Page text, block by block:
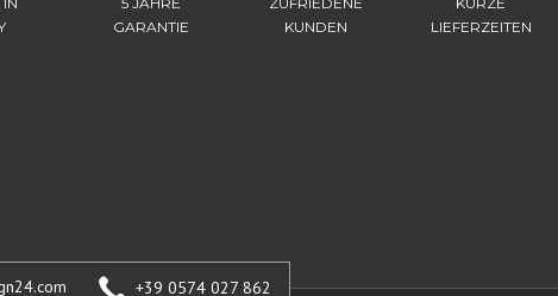
GARANTIE
KUNDEN
LIEFERZEITEN
+39 0574 027 862